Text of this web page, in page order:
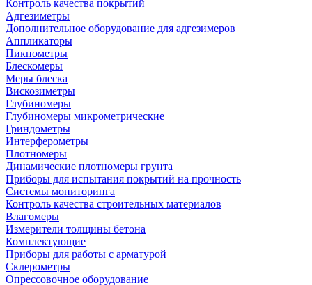
Контроль качества покрытий
Адгезиметры
Дополнительное оборудование для адгезимеров
Аппликаторы
Пикнометры
Блескомеры
Меры блеска
Вискозиметры
Глубиномеры
Глубиномеры микрометрические
Гриндометры
Интерферометры
Плотномеры
Динамические плотномеры грунта
Приборы для испытания покрытий на прочность
Системы мониторинга
Контроль качества строительных материалов
Влагомеры
Измерители толщины бетона
Комплектующие
Приборы для работы с арматурой
Склерометры
Опрессовочное оборудование